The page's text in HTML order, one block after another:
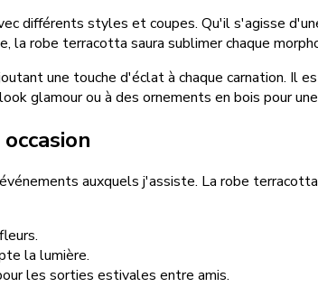
différents styles et coupes. Qu'il s'agisse
la robe terracotta saura sublimer chaque
une touche d'éclat à chaque carnation. Il
glamour ou à des ornements en bois pour
auxquels j'assiste. La robe
la lumière.
les sorties estivales entre amis.